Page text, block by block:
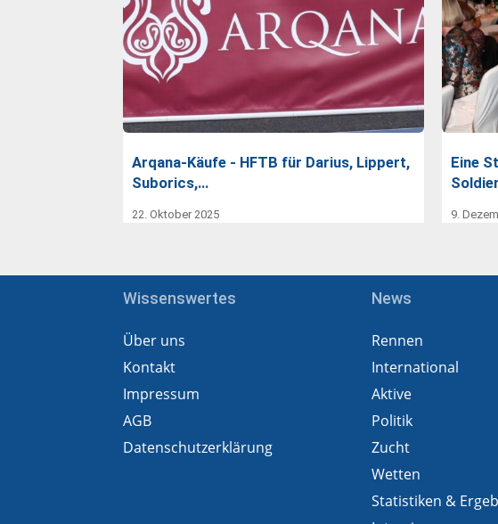
Arqana-Käufe - HFTB für Darius, Lippert,
Suborics,…
22. Oktober 2025
Eine
9.
Wissenswertes
Über uns
Kontakt
Impressum
AGB
Datenschutzerklärung
News
Rennen
International
Aktive
Politik
Zucht
Wetten
Statistiken &